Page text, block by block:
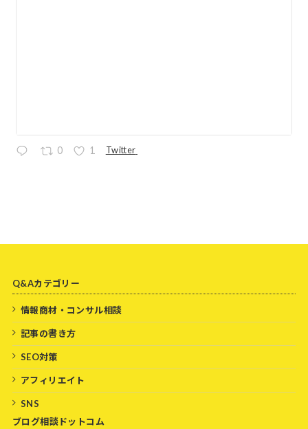
0 1 Twitter
Q&Aカテゴリー
情報商材・コンサル相談
記事の書き方
SEO対策
アフィリエイト
SNS
ブログ相談ドットコム